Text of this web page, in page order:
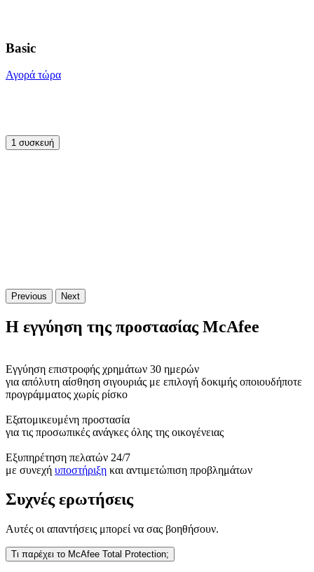
Basic
Αγορά τώρα
1 συσκευή
Previous Next
Η εγγύηση της προστασίας McAfee
Εγγύηση επιστροφής χρημάτων 30 ημερών
για απόλυτη αίσθηση σιγουριάς με επιλογή δοκιμής οποιουδήποτε
προγράμματος χωρίς ρίσκο
Εξατομικευμένη προστασία
για τις προσωπικές ανάγκες όλης της οικογένειας
Εξυπηρέτηση πελατών 24/7
με συνεχή υποστήριξη και αντιμετώπιση προβλημάτων
Συχνές ερωτήσεις
Αυτές οι απαντήσεις μπορεί να σας βοηθήσουν.
Τι παρέχει το McAfee Total Protection;